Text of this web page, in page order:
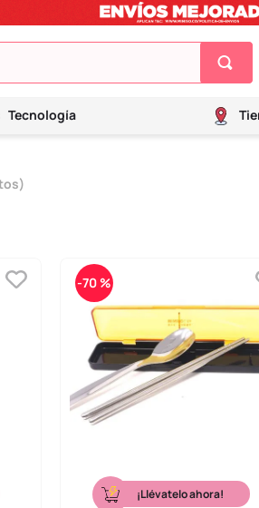
Tecnología
-70 %
¡Llévatelo ahora!